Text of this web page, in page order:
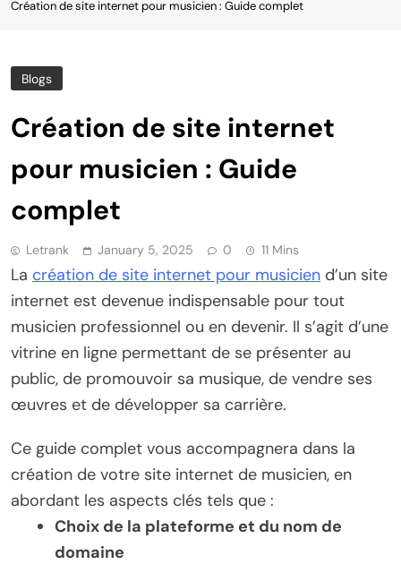
Création de site internet pour musicien : Guide complet
Blogs
Création de site internet
pour musicien : Guide
complet
Letrank January 5, 2025 0 11 Mins
La création de site internet pour musicien d’un site
internet est devenue indispensable pour tout
musicien professionnel ou en devenir. Il s’agit d’une
vitrine en ligne permettant de se présenter au
public, de promouvoir sa musique, de vendre ses
œuvres et de développer sa carrière.
Ce guide complet vous accompagnera dans la
création de votre site internet de musicien, en
abordant les aspects clés tels que :
Choix de la plateforme et du nom de
domaine